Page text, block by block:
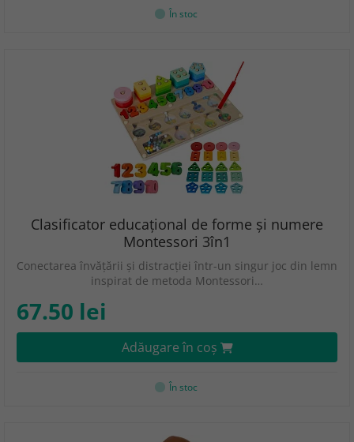
În stoc
Clasificator educațional de forme și numere
Montessori 3în1
Conectarea învățării și distracției într-un singur joc din lemn
inspirat de metoda Montessori…
67.50 lei
Adăugare în coş
În stoc